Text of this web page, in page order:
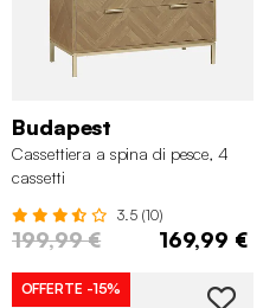
Budapest
Cassettiera a spina di pesce, 4
cassetti
3.5 (10)
199,99 € 169,99 €
OFFERTE -15%